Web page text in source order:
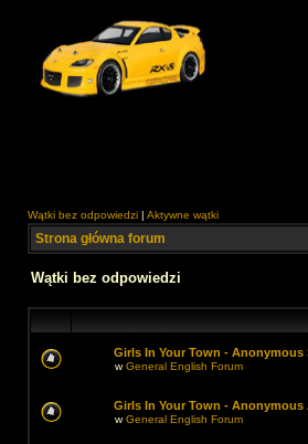
Wątki bez odpowiedzi | Aktywne wątki
Strona główna forum
Wątki bez odpowiedzi
Girls In Your Town - Anonymous
wGeneral English Forum
Girls In Your Town -
wGeneral English Forum